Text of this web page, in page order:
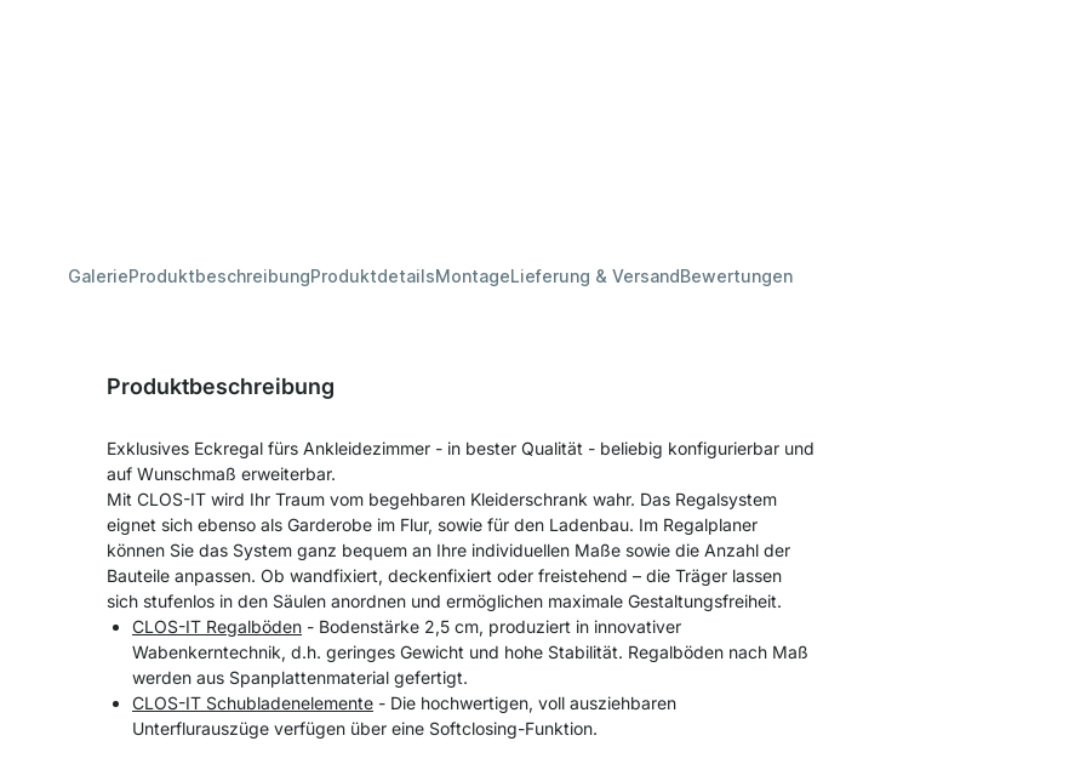
GalerieProduktbeschreibungProduktdetailsMontageLieferung & VersandBewertungen
Produktbeschreibung
Exklusives Eckregal fürs Ankleidezimmer - in bester Qualität - beliebig konfigurierbar und
auf Wunschmaß erweiterbar.
Mit CLOS-IT wird Ihr Traum vom begehbaren Kleiderschrank wahr. Das Regalsystem
eignet sich ebenso als Garderobe im Flur, sowie für den Ladenbau. Im Regalplaner
können Sie das System ganz bequem an Ihre individuellen Maße sowie die Anzahl der
Bauteile anpassen. Ob wandfixiert, deckenfixiert oder freistehend – die Träger lassen
sich stufenlos in den Säulen anordnen und ermöglichen maximale Gestaltungsfreiheit.
CLOS-IT Regalböden - Bodenstärke 2,5 cm, produziert in innovativer
Wabenkerntechnik, d.h. geringes Gewicht und hohe Stabilität. Regalböden nach Maß
werden aus Spanplattenmaterial gefertigt.
CLOS-IT Schubladenelemente - Die hochwertigen, voll ausziehbaren
Unterflurauszüge verfügen über eine Softclosing-Funktion.